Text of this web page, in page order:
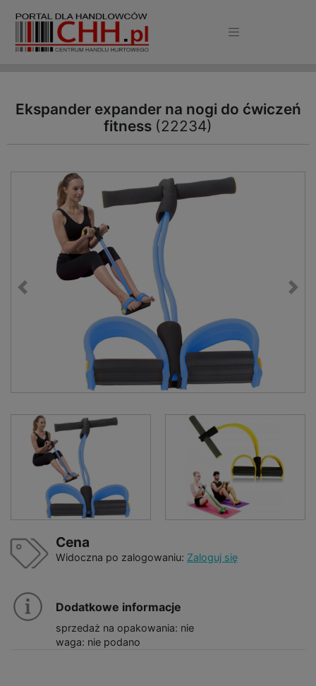
Ekspander expander na nogi do ćwiczeń
fitness (22234)
Cena
Widoczna po zalogowaniu: Zaloguj się
Dodatkowe informacje
sprzedaż na opakowania: nie
waga: nie podano